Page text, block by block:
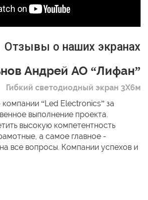
Отзывы о наших экранах
Андрей АО “Лифан”
Гибкий светодиодный экран 3Х6м
“Led Electronics” за
выполнение проекта.
высокую компетентность
а самое главное -
все вопросы. Компании успехов и